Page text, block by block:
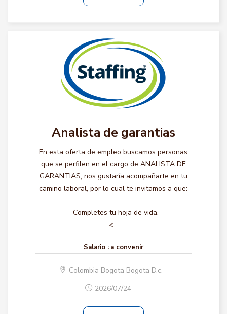
Analista de garantias
En esta oferta de empleo buscamos personas
que se perfilen en el cargo de ANALISTA DE
GARANTIAS, nos gustaría acompañarte en tu
camino laboral, por lo cual te invitamos a que:
- Completes tu hoja de vida.
<...
Salario : a convenir
Colombia Bogota Bogota D.c.
2026/07/24